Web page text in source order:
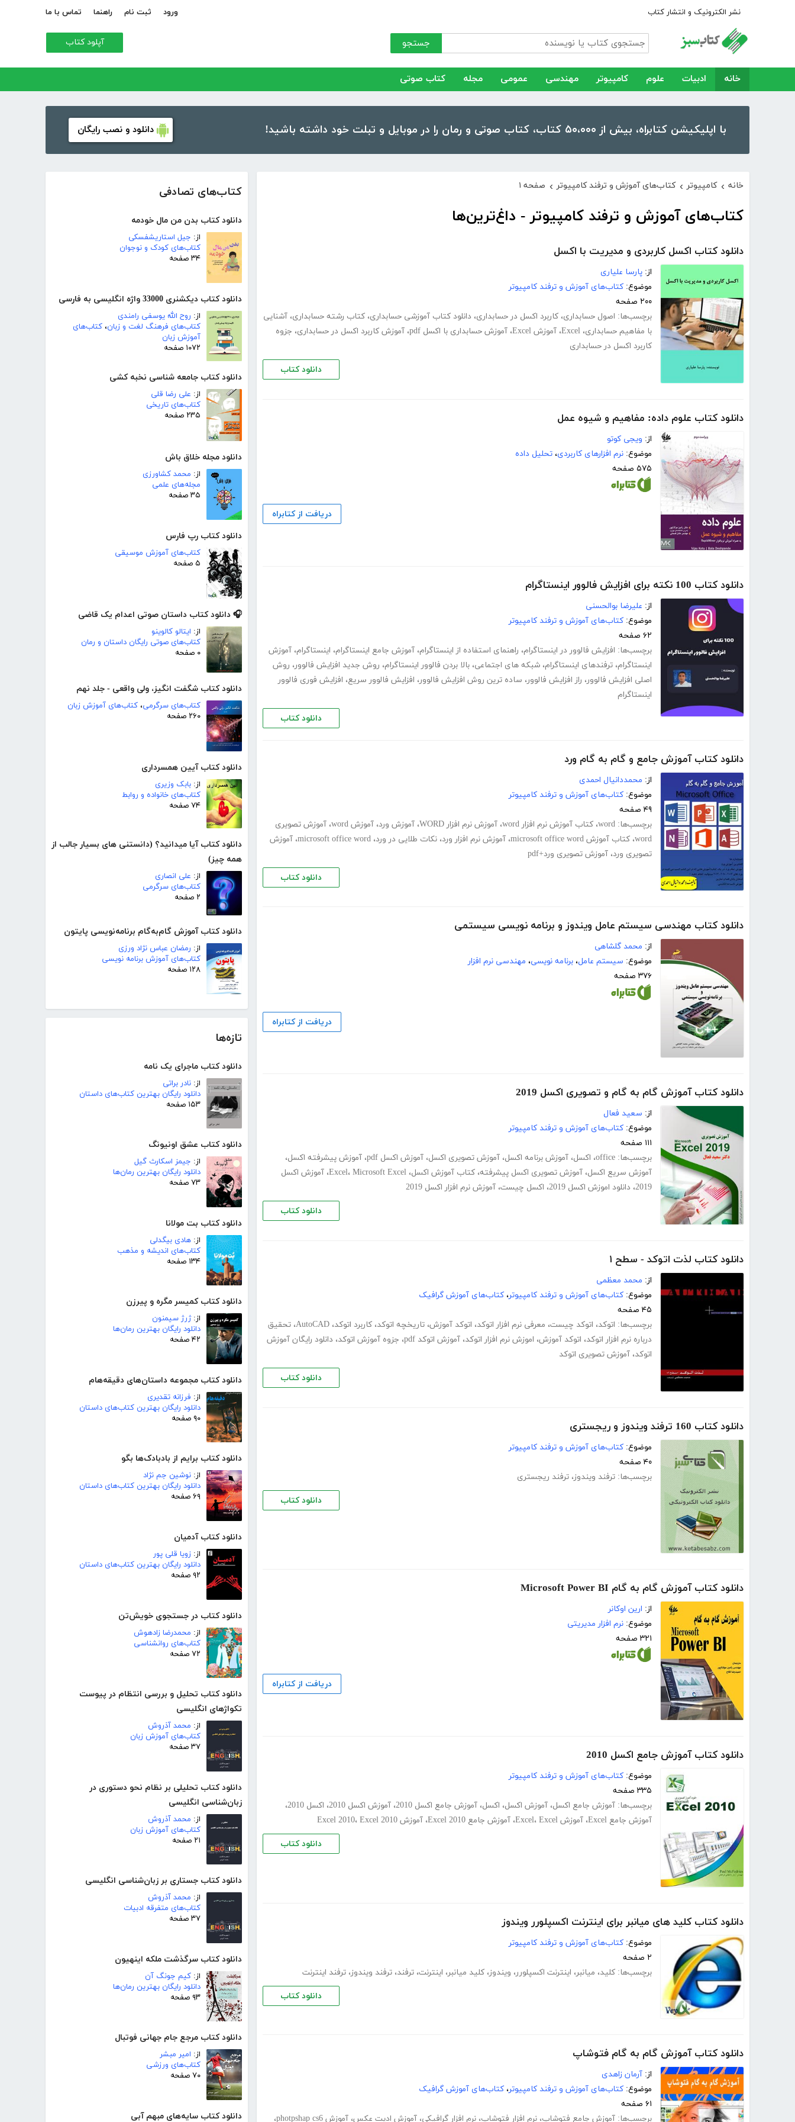
نشر الکترونیک و انتشار کتاب ورود ثبت نام راهنما تماس با ما
جستجو آپلود کتاب
خانه ادبیات علوم کامپیوتر مهندسی عمومی مجله کتاب صوتی
با اپلیکیشن کتابراه، بیش از ۵۰،۰۰۰ کتاب، کتاب صوتی و رمان را در موبایل و تبلت خود داشته باشید! دانلود و نصب رایگان
کتاب‌های تصادفی
دانلود کتاب بدن من مال خودمه
از: جیل استاریشفسکی
کتاب‌های کودک و نوجوان
۳۴ صفحه
دانلود کتاب دیکشنری 33000 واژه انگلیسی به فارسی
از: روح الله یوسفی رامندی
کتاب‌های فرهنگ لغت و زبان، کتاب‌های
آموزش زبان
۱۰۷۲ صفحه
دانلود کتاب جامعه شناسی نخبه کشی
از: علی رضا قلی
کتاب‌های تاریخی
۲۳۵ صفحه
دانلود مجله خلاق باش
از: محمد کشاورزی
مجله‌های علمی
۳۵ صفحه
دانلود کتاب رپ فارس
کتاب‌های آموزش موسیقی
۵ صفحه
🎧 دانلود کتاب داستان صوتی اعدام یک قاضی
از: ایتالو کالوینو
کتاب‌های صوتی رایگان داستان و رمان
۰ صفحه
دانلود کتاب شگفت انگیز، ولی واقعی - جلد نهم
کتاب‌های سرگرمی، کتاب‌های آموزش زبان
۲۶۰ صفحه
دانلود کتاب آیین همسرداری
از: بابک وزیری
کتاب‌های خانواده و روابط
۷۴ صفحه
دانلود کتاب آیا میدانید؟ (دانستنی های بسیار جالب از
همه چیز)
از: علی انصاری
کتاب‌های سرگرمی
۲ صفحه
دانلود کتاب آموزش گام‌به‌گام برنامه‌نویسی پایتون
از: رمضان عباس نژاد ورزی
کتاب‌های آموزش برنامه نویسی
۱۲۸ صفحه
تازه‌ها
دانلود کتاب ماجرای یک نامه
از: نادر براتی
دانلود رایگان بهترین کتاب‌های داستان
۱۵۳ صفحه
دانلود کتاب عشق اونیونگ
از: جیمز اسکارث گیل
دانلود رایگان بهترین رمان‌ها
۷۳ صفحه
دانلود کتاب بت مولانا
از: هادی بیگدلی
کتاب‌های اندیشه و مذهب
۱۳۴ صفحه
دانلود کتاب کمیسر مگره و پیرزن
از:ژرژ سیمنون
دانلود رایگان بهترین رمان‌ها
۴۲ صفحه
دانلود کتاب مجموعه داستان‌های دقیقه‌هام
از: فرزانه تقدیری
دانلود رایگان بهترین کتاب‌های داستان
۹۰ صفحه
دانلود کتاب برایم از بادبادک‌ها بگو
از: نوشین جم نژاد
دانلود رایگان بهترین کتاب‌های داستان
۶۹ صفحه
دانلود کتاب آدمیان
از: زویا قلی پور
دانلود رایگان بهترین کتاب‌های داستان
۹۲ صفحه
دانلود کتاب در جستجوی خویش‌تن
از: محمدرضا زادهوش
کتاب‌های روانشناسی
۷۲ صفحه
دانلود کتاب تحلیل و بررسی انتظام در پیوست
تکواژهای انگلیسی
از: محمد آذروش
کتاب‌های آموزش زبان
۳۷ صفحه
دانلود کتاب تحلیلی بر نظام نحو دستوری در
زبان‌شناسی انگلیسی
از: محمد آذروش
کتاب‌های آموزش زبان
۲۱ صفحه
دانلود کتاب جستاری بر زبان‌شناسی انگلیسی
از: محمد آذروش
کتاب‌های متفرقه ادبیات
۳۷ صفحه
دانلود کتاب سرگذشت ملکه اینهیون
از: کیم جونگ آن
دانلود رایگان بهترین رمان‌ها
۹۳ صفحه
دانلود کتاب مرجع جام جهانی فوتبال
از: امیر مبشر
کتاب‌های ورزشی
۷۰ صفحه
دانلود کتاب سایه‌های مبهم آبی
خانه › کامپیوتر › کتاب‌های آموزش و ترفند کامپیوتر › صفحه ۱
کتاب‌های آموزش و ترفند کامپیوتر - داغ‌ترین‌ها
دانلود کتاب اکسل کاربردی و مدیریت با اکسل
از: پارسا علیاری
موضوع: کتاب‌های آموزش و ترفند کامپیوتر
۲۰۰ صفحه
برچسب‌ها: اصول حسابداری، کاربرد اکسل در حسابداری، دانلود کتاب آموزشی حسابداری، کتاب رشته حسابداری، آشنایی
با مفاهیم حسابداری، Excel، آموزش Excel ، آموزش حسابداری با اکسل pdf ، آموزش کاربرد اکسل در حسابداری، جزوه
کاربرد اکسل در حسابداری
دانلود کتاب
دانلود کتاب علوم داده: مفاهیم و شیوه عمل
از: ویجی کوتو
موضوع: نرم افزارهای کاربردی، تحلیل داده
۵۷۵ صفحه
دریافت از کتابراه
دانلود کتاب 100 نکته برای افزایش فالوور اینستاگرام
از: علیرضا بوالحسنی
موضوع: کتاب‌های آموزش و ترفند کامپیوتر
۶۲ صفحه
برچسب‌ها: افزایش فالوور در اینستاگرام، راهنمای استفاده از اینستاگرام، آموزش جامع اینستاگرام، اینستاگرام، آموزش
اینستاگرام، ترفندهای اینستاگرام، شبکه های اجتماعی، بالا بردن فالوور اینستاگرام، روش جدید افزایش فالوور، روش
اصلی افزایش فالوور، راز افزایش فالوور، ساده ترین روش افزایش فالوور، افزایش فالوور سریع، افزایش فوری فالوور
اینستاگرام
دانلود کتاب
دانلود کتاب آموزش جامع و گام به گام ورد
از: محمددانیال احمدی
موضوع: کتاب‌های آموزش و ترفند کامپیوتر
۴۹ صفحه
برچسب‌ها: word، کتاب آموزش نرم افزار word ، آموزش نرم افزار WORD ، آموزش ورد، آموزش word ، آموزش تصویری
word، کتاب آموزش microsoft office word ، آموزش نرم افزار ورد، نکات طلایی در ورد، microsoft office word، آموزش
تصویری ورد، آموزش تصویری ورد+pdf
دانلود کتاب
دانلود کتاب مهندسی سیستم عامل ویندوز و برنامه نویسی سیستمی
از: محمد گلشاهی
موضوع: سیستم عامل، برنامه نویسی، مهندسی نرم افزار
۳۷۶ صفحه
دریافت از کتابراه
دانلود کتاب آموزش گام به گام و تصویری اکسل 2019
از: سعید فعال
موضوع: کتاب‌های آموزش و ترفند کامپیوتر
۱۱۱ صفحه
برچسب‌ها: office، اکسل، آموزش برنامه اکسل، آموزش تصویری اکسل، آموزش اکسل pdf ، آموزش پیشرفته اکسل،
آموزش سریع اکسل، آموزش تصویری اکسل پیشرفته، کتاب آموزش اکسل، Excel، Microsoft Excel ، آموزش اکسل
2019، دانلود اموزش اکسل 2019 ، اکسل چیست، آموزش نرم افزار اکسل 2019
دانلود کتاب
دانلود کتاب لذت اتوکد - سطح ۱
از: محمد معظمی
موضوع: کتاب‌های آموزش و ترفند کامپیوتر، کتاب‌های آموزش گرافیک
۴۵ صفحه
برچسب‌ها: اتوکد، اتوکد چیست، معرفی نرم افزار اتوکد، اتوکد آموزش، تاریخچه اتوکد، کاربرد اتوکد، AutoCAD، تحقیق
درباره نرم افزار اتوکد، اتوکد آموزش، اموزش نرم افزار اتوکد، آموزش اتوکد pdf ، جزوه آموزش اتوکد، دانلود رایگان آموزش
اتوکد، آموزش تصویری اتوکد
دانلود کتاب
دانلود کتاب 160 ترفند ویندوز و ریجستری
موضوع: کتاب‌های آموزش و ترفند کامپیوتر
۴۰ صفحه
برچسب‌ها: ترفند ویندوز، ترفند ریجستری
دانلود کتاب
دانلود کتاب آموزش گام به گام Microsoft Power BI
از: ارین اوکانر
موضوع: نرم افزار مدیریتی
۳۲۱ صفحه
دریافت از کتابراه
دانلود کتاب آموزش جامع اکسل 2010
موضوع: کتاب‌های آموزش و ترفند کامپیوتر
۳۳۵ صفحه
برچسب‌ها: آموزش جامع اکسل، آموزش اکسل، اکسل، آموزش جامع اکسل 2010 ، آموزش اکسل 2010 ، اکسل 2010
،
آموزش جامع Excel
، آموزش Excel ، Excel ، آموزش جامع Excel 2010 ، آموزش Excel 2010 ، Excel 2010
دانلود کتاب
دانلود کتاب کلید های میانبر برای اینترنت اکسپلورر ویندوز
موضوع: کتاب‌های آموزش و ترفند کامپیوتر
۲ صفحه
برچسب‌ها: کلید، میانبر، اینترنت اکسپلورر، ویندوز، کلید میانبر، اینترنت، ترفند، ترفند ویندوز، ترفند اینترنت
دانلود کتاب
دانلود کتاب آموزش گام به گام فتوشاپ
از: آرمان زاهدی
موضوع: کتاب‌های آموزش و ترفند کامپیوتر، کتاب‌های آموزش گرافیک
۶۱ صفحه
برچسب‌ها: آموزش جامع فتوشاپ، نرم افزار فتوشاپ، نرم افزار گرافیکی، آموزش ادیت عکس، آموزش photpshap cs6 ،